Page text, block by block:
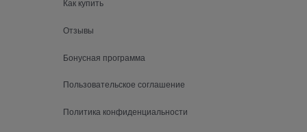
Отзывы
Бонусная программа
Пользовательское соглашение
Политика конфиденциальности